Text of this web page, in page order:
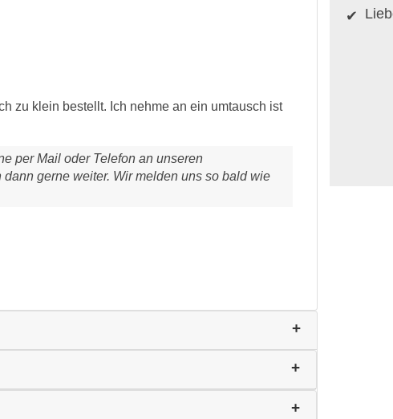
zu klein bestellt. Ich nehme an ein umtausch ist
per Mail oder Telefon an unseren
gerne weiter. Wir melden uns so bald wie